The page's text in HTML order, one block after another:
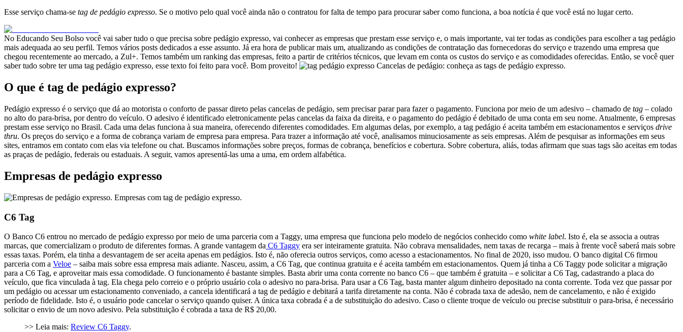
Esse serviço chama-se tag de pedágio expresso. Se o motivo pelo qual você ainda não o contratou for falta de tempo para procurar saber como funciona, a boa notícia é que você está no lugar certo.
No Educando Seu Bolso você vai saber tudo o que precisa sobre pedágio expresso, vai conhecer as empresas que prestam esse serviço e, o mais importante, vai ter todas as condições para escolher a tag pedágio
mais adequada ao seu perfil. Temos vários posts dedicados a esse assunto. Já era hora de publicar mais um, atualizando as condições de contratação das fornecedoras do serviço e trazendo uma empresa que
chegou recentemente ao mercado, a Zul+. Temos também um ranking das empresas, feito a partir de critérios técnicos, que levam em conta os custos do serviço e as comodidades oferecidas. Então, se você quer
saber tudo sobre ter uma tag pedágio expresso, esse texto foi feito para você. Bom proveito!
Cancelas de pedágio: conheça as tags de pedágio expresso.
O que é tag de pedágio expresso?
Pedágio expresso é o serviço que dá ao motorista o conforto de passar direto pelas cancelas de pedágio, sem precisar parar para fazer o pagamento. Funciona por meio de um adesivo – chamado de tag – colado
no alto do para-brisa, por dentro do veículo. O adesivo é identificado eletronicamente pelas cancelas da faixa da direita, e o pagamento do pedágio é debitado de uma conta em seu nome. Atualmente, 6 empresas
prestam esse serviço no Brasil. Cada uma delas funciona à sua maneira, oferecendo diferentes comodidades. Em algumas delas, por exemplo, a tag pedágio é aceita também em estacionamentos e serviços drive
thru. Os preços do serviço e a forma de cobrança variam de empresa para empresa. Para trazer a informação até você, analisamos minuciosamente as seis empresas. Além de pesquisar as informações em seus
sites, entramos em contato com elas via telefone ou chat. Buscamos informações sobre preços, formas de cobrança, benefícios e cobertura. Sobre cobertura, aliás, todas afirmam que suas tags são aceitas em todas
as praças de pedágio, federais ou estaduais. A seguir, vamos apresentá-las uma a uma, em ordem alfabética.
Empresas de pedágio expresso
Empresas com tag de pedágio expresso.
C6 Tag
O Banco C6 entrou no mercado de pedágio expresso por meio de uma parceria com a Taggy, uma empresa que funciona pelo modelo de negócios conhecido como white label. Isto é, ela se associa a outras
marcas, que comercializam o produto de diferentes formas. A grande vantagem da C6 Taggy era ser inteiramente gratuita. Não cobrava mensalidades, nem taxas de recarga – mais à frente você saberá mais sobre
essas taxas. Porém, ela tinha a desvantagem de ser aceita apenas em pedágios. Isto é, não oferecia outros serviços, como acesso a estacionamentos. No final de 2020, isso mudou. O banco digital C6 firmou
parceria com a Veloe – saiba mais sobre essa empresa mais adiante. Nasceu, assim, a C6 Tag, que continua gratuita e é aceita também em estacionamentos. Quem já tinha a C6 Taggy pode solicitar a migração
para a C6 Tag, e aproveitar mais essa comodidade. O funcionamento é bastante simples. Basta abrir uma conta corrente no banco C6 – que também é gratuita – e solicitar a C6 Tag, cadastrando a placa do
veículo, que fica vinculada à tag. Ela chega pelo correio e o próprio usuário cola o adesivo no para-brisa. Para usar a C6 Tag, basta manter algum dinheiro depositado na conta corrente. Toda vez que passar por
um pedágio ou acessar um estacionamento conveniado, a cancela identificará a tag de pedágio e debitará a tarifa diretamente na conta. Não é cobrada taxa de adesão, nem de cancelamento, e não é exigido
período de fidelidade. Isto é, o usuário pode cancelar o serviço quando quiser. A única taxa cobrada é a de substituição do adesivo. Caso o cliente troque de veículo ou precise substituir o para-brisa, é necessário
solicitar o envio de um novo adesivo. Pela substituição é cobrada a taxa de R$ 20,00.
>> Leia mais: Review C6 Taggy.